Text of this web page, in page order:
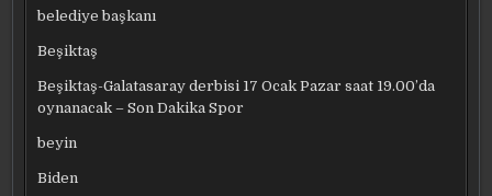
belediye başkanı
Beşiktaş
Beşiktaş-Galatasaray derbisi 17 Ocak Pazar saat 19.00’da
oynanacak – Son Dakika Spor
beyin
Biden